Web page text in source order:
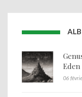
Eden
06